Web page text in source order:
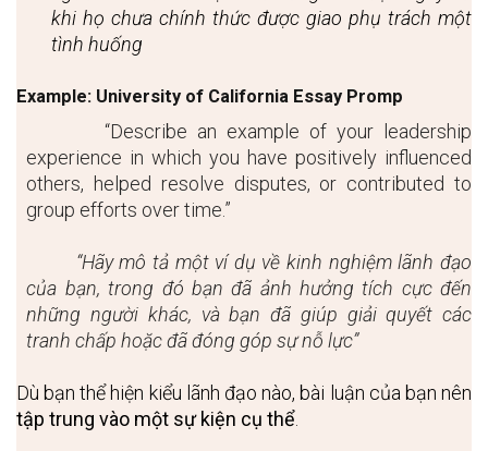
khi họ chưa chính thức được giao phụ trách một
tình huống
Example: University of California Essay Promp
“Describe an example of your leadership
experience in which you have positively influenced
others, helped resolve disputes, or contributed to
group efforts over time.”
“Hãy mô tả một ví dụ về kinh nghiệm lãnh đạo
của bạn, trong đó bạn đã ảnh hưởng tích cực đến
những người khác, và bạn đã giúp giải quyết các
tranh chấp hoặc đã đóng góp sự nỗ lực”
Dù bạn thể hiện kiểu lãnh đạo nào
tập trung vào một sự kiện cụ thể